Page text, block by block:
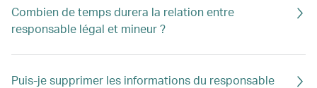
Combien de temps durera la relation entre
responsable légal et mineur ?
Puis-je supprimer les informations du responsable